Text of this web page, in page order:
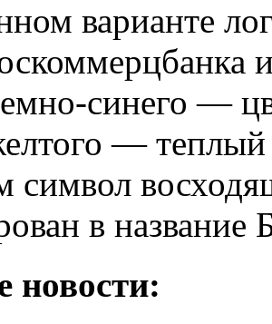
варианте
синего —
—
символ
в название
новости: